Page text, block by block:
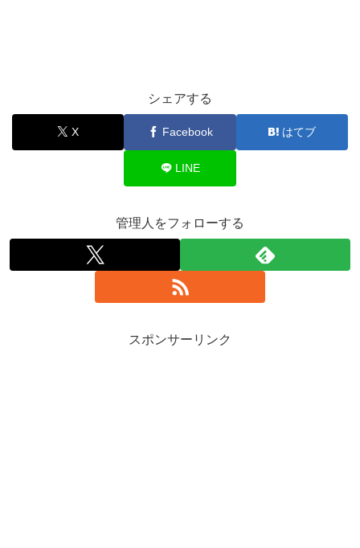
シェアする
X Facebook はてブ
LINE
管理人をフォローする
スポンサーリンク